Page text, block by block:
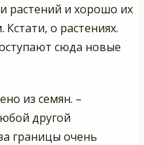
растений и хорошо их
о растениях.
сюда новые
из семян. –
другой
границы очень